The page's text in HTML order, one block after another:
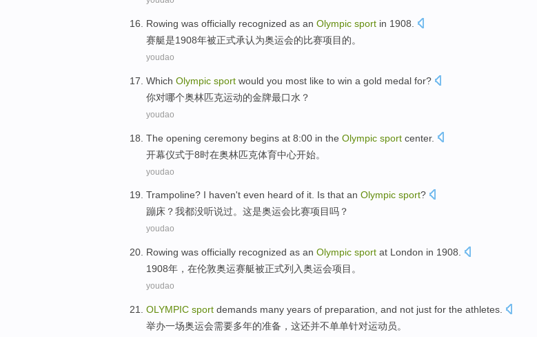
Rowing was officially recognized as an Olympic sport in 1908.
赛艇是1908年被正式承认为奥运会的比赛项目的。
youdao
Which Olympic sport would you most like to win a gold medal for?
你对哪个奥林匹克运动的金牌最口水？
youdao
The opening ceremony begins at 8:00 in the Olympic sport center.
开幕仪式于8时在奥林匹克体育中心开始。
youdao
Trampoline? I haven't even heard of it. Is that an Olympic sport?
蹦床 ？我都没听说过。 这是奥运会比赛项目吗？
youdao
Rowing was officially recognized as an Olympic sport at London in 1908.
1908年， 在伦敦奥运赛艇被正式列入奥运会项目 。
youdao
OLYMPIC sport demands many years of preparation and not just for the athletes
举办一场奥运会需要多年的准备 ，这还并不单单针对运动员。